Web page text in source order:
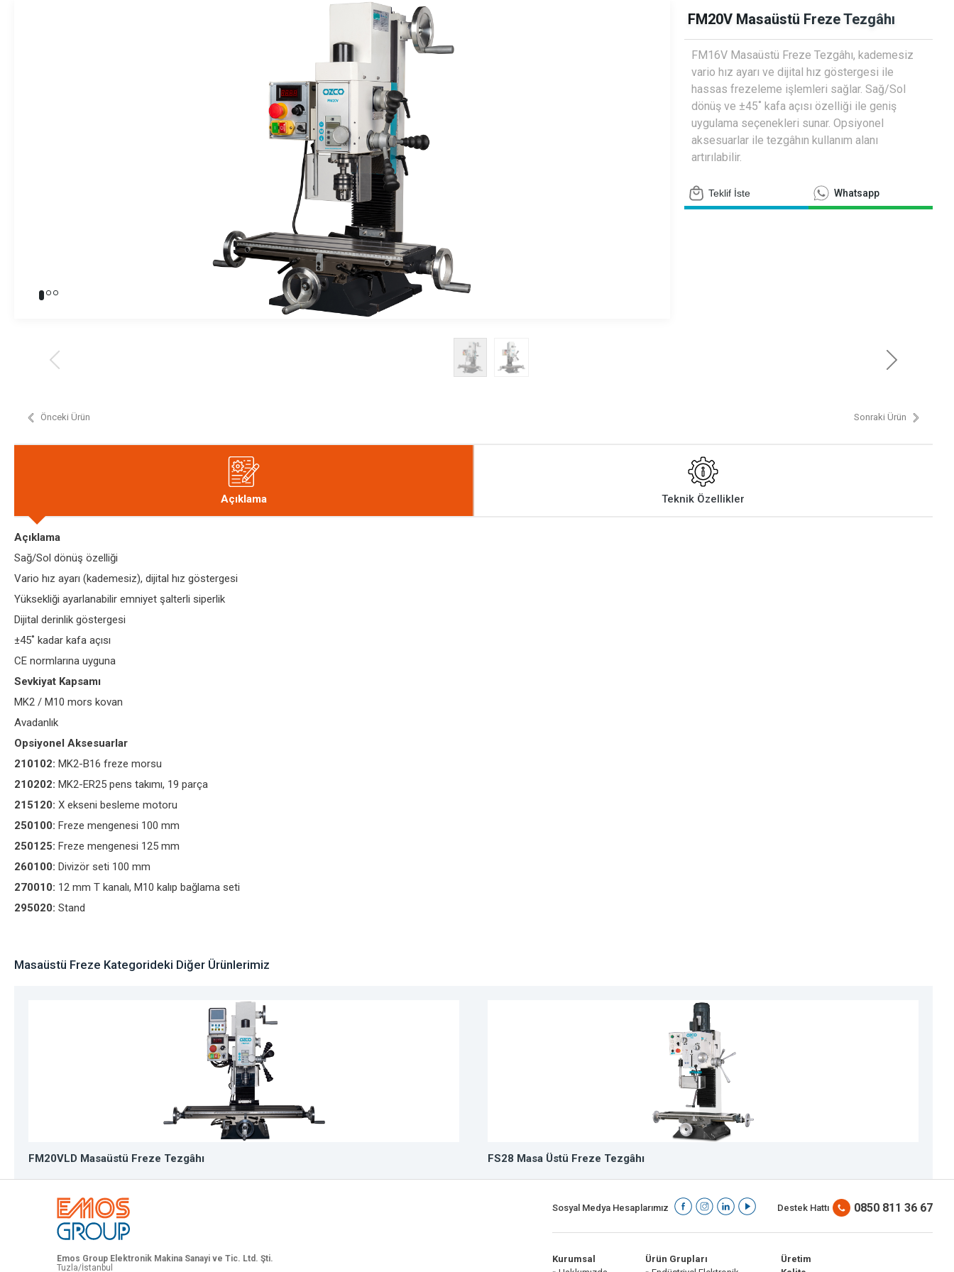
» Takım Tezgahları
Potansiyometreler
Endüstriyel Otomasyon ve Kontrol
Tüm hakkı saklıdır. Sitemizde kullanılan tüm içerik ve görseller
Emos Grup'a ait olup izinsiz kullanımı hukuki yaptırıma tabidir.
FM20V Masaüstü Freze Tezgâhı
FM16V Masaüstü Freze Tezgâhı, kademesiz
vario hız ayarı ve dijital hız göstergesi ile
hassas frezeleme işlemleri sağlar. Sağ/Sol
dönüş ve ±45˚ kafa açısı özelliği ile geniş
uygulama seçenekleri sunar. Opsiyonel
aksesuarlar ile tezgâhın kullanım alanı
artırılabilir.
Teklif İste Whatsapp
Önceki Ürün Sonraki Ürün
Açıklama Teknik Özellikler
Açıklama
Sağ/Sol dönüş özelliği
Vario hız ayarı (kademesiz), dijital hız göstergesi
Yüksekliği ayarlanabilir emniyet şalterli siperlik
Dijital derinlik göstergesi
±45˚ kadar kafa açısı
CE normlarına uyguna
Sevkiyat Kapsamı
MK2 / M10 mors kovan
Avadanlık
Opsiyonel Aksesuarlar
210102: MK2-B16 freze morsu
210202: MK2-ER25 pens takımı, 19 parça
215120: X ekseni besleme motoru
250100: Freze mengenesi 100 mm
250125: Freze mengenesi 125 mm
260100: Divizör seti 100 mm
270010: 12 mm T kanalı, M10 kalıp bağlama seti
295020: Stand
Masaüstü Freze Kategorideki Diğer Ürünlerimiz
FM20VLD Masaüstü Freze Tezgâhı FS28 Masa Üstü Freze Tezgâhı
Emos Group Elektronik Makina Sanayi ve Tic. Ltd. Şti.
Tuzla/İstanbul
Sosyal Medya Hesaplarımız Destek Hattı 0850 811 36 67
Kurumsal
Ürün Grupları
Üretim